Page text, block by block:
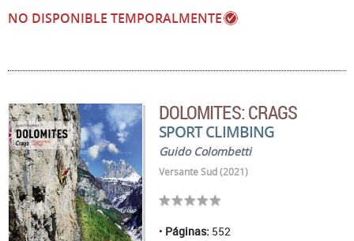
NO DISPONIBLE TEMPORALMENTE
DOLOMITES: CRAGS
SPORT CLIMBING
Guido Colombetti
Versante Sud (2021)
Páginas: 552